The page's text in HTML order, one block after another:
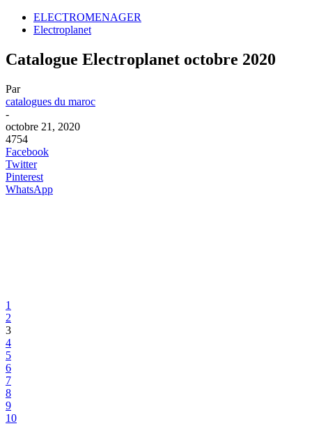
ELECTROMENAGER
Electroplanet
Catalogue Electroplanet octobre 2020
Par
catalogues du maroc
-
octobre 21, 2020
4754
Facebook
Twitter
Pinterest
WhatsApp
1
2
3
4
5
6
7
8
9
10